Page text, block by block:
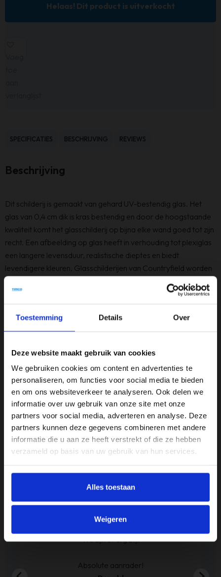
Toestemming Details Over
Deze website maakt gebruik van cookies
We gebruiken cookies om content en advertenties te
personaliseren, om functies voor social media te bieden
en om ons websiteverkeer te analyseren. Ook delen we
informatie over uw gebruik van onze site met onze
partners voor social media, adverteren en analyse. Deze
partners kunnen deze gegevens combineren met andere
informatie die u aan ze heeft verstrekt of die ze hebben
verzameld op basis van uw gebruik van hun services.
Alles toestaan
Weigeren
Helaas! Dit product is uitverkocht
SPECIFICATIES BESCHRIJVING REVIEWS
Beschrijving
Dit schilderij is gemaakt van gehard UV-bestendig glas. Het
glas van 0,4 cm dik is kras bestendig en door de hoogstaande
kwaliteit komt het glasschilderij op bijna elke wand goed tot zijn
recht. Een afbeelding op glas heeft in verhouding tot plexiglas
een langere levensduur, realistische dieptes en biedt
levendigere kleuren. Glasschilderijen van Countryfield worden
standaard geleverd met een aluminium ophangsysteem en is
eenvoudig te bevestigen door middel van 2 schroeven. Dit
Afmeting
120 x 80 cm
Kleur
ZwartWit
Merk
Countryfield
geleverd. Netjes op de hoogte gehouden wat
betreft levering.
Sven de Haze